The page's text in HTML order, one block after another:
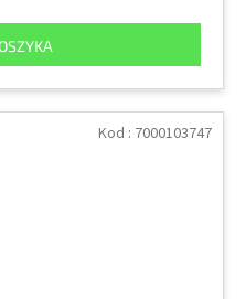
Kod : 7000103747